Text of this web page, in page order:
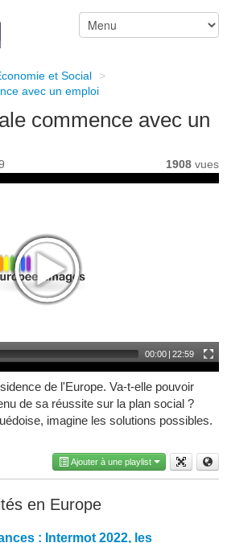
et Social
>
avec un emploi
commence avec un
1908 vues
00:00 | 22:59
de l'Europe. Va-t-elle pouvoir
de sa réussite sur la plan social ?
imagine les solutions possibles.
Ajouter à une playlist
en Europe
: Intermot 2022, les